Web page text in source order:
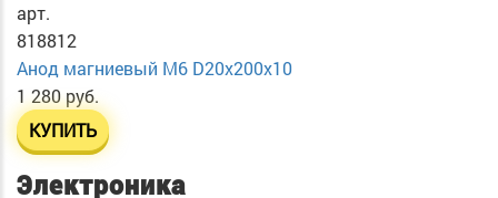
арт.
818812
Анод магниевый М6 D20х200х10
1 280 руб.
КУПИТЬ
Электроника